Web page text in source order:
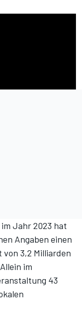
Jahr 2023 hat
Angaben einen
3,2 Milliarden
im
43